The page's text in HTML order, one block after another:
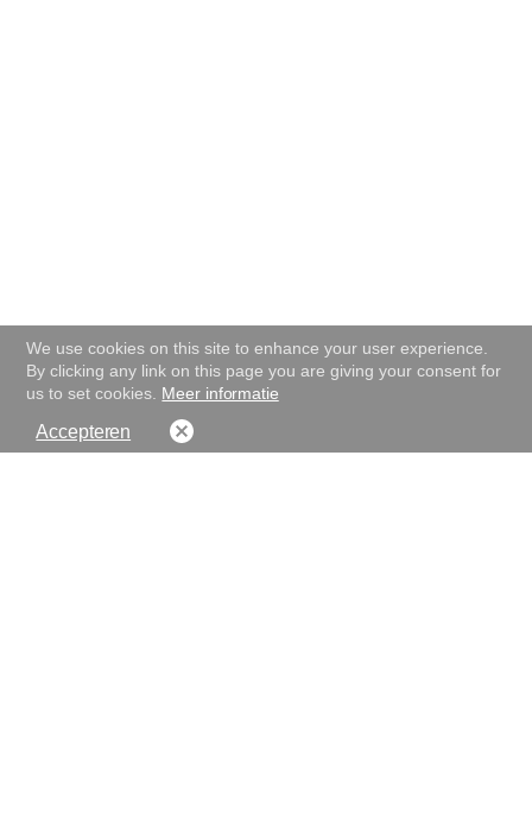
We use cookies on this site to enhance your user experience.
By clicking any link on this page you are giving your consent for
us to set cookies. Meer informatie
Accepteren